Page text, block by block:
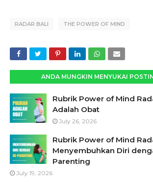
RADAR BALI THE POWER OF MIND
ANDA MUNGKIN MENYUKAI
Rubrik Power of Mind
Adalah Obat
July 26, 2026
Rubrik Power of Mind
Menyembuhkan Diri
Parenting
July 19, 2026